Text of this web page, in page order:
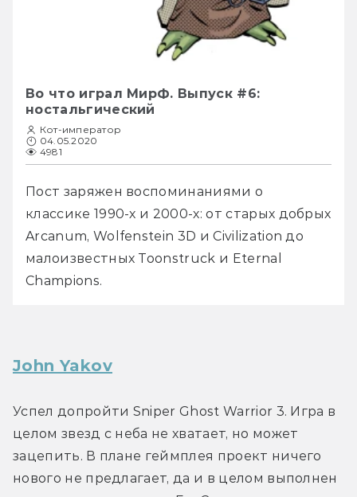
Во что играл МирФ. Выпуск #6:
ностальгический
Кот-император
04.05.2020
4981
Пост заряжен воспоминаниями о
классике 1990-х и 2000-х: от старых добрых
Arcanum, Wolfenstein 3D и Civilization до
малоизвестных Toonstruck и Eternal
Champions.
John Yakov
Успел допройти Sniper Ghost Warrior 3. Игра в
целом звезд с неба не хватает, но может
зацепить. В плане геймплея проект ничего
нового не предлагает, да и в целом выполнен